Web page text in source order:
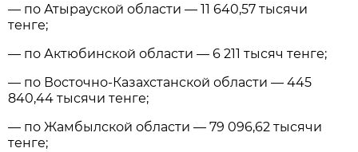
— по Атырауской области — 11 640,57 тысячи
тенге;
— по Актюбинской области — 6 211 тысяч тенге;
— по Восточно-Казахстанской области — 445
840,44 тысячи тенге;
— по Жамбылской области — 79 096,62 тысячи
тенге;